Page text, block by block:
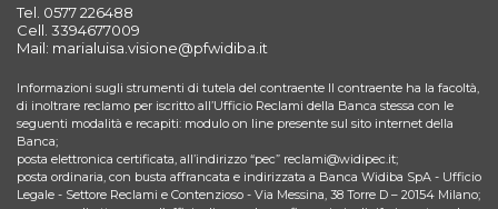
Tel. 0577 226488
Cell. 3394677009
Mail: marialuisa.visione@pfwidiba.it
Informazioni sugli strumenti di tutela del contraente Il contraente ha la facoltà,
di inoltrare reclamo per iscritto all’Ufficio Reclami della Banca stessa con le
seguenti modalità e recapiti: modulo on line presente sul sito internet della
Banca;
posta elettronica certificata, all’indirizzo “pec” reclami@widipec.it;
posta ordinaria, con busta affrancata e indirizzata a Banca Widiba SpA - Ufficio
Legale - Settore Reclami e Contenzioso - Via Messina, 38 Torre D – 20154 Milano;